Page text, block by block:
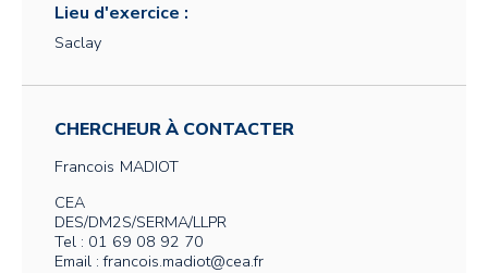
Lieu d'exercice :
Saclay
CHERCHEUR À CONTACTER
Francois MADIOT
CEA
DES/DM2S/SERMA/LLPR
Tel : 01 69 08 92 70
Email : francois.madiot@cea.fr